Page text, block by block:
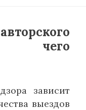
чего
зависит
выездов